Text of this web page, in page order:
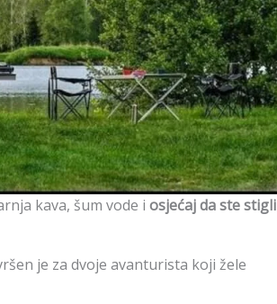
kava, šum vode i osjećaj da ste stigli
je za dvoje avanturista koji žele